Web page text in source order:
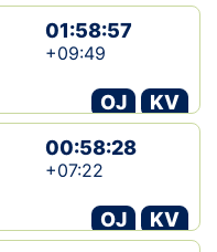
01:58:57
+09:49
OJ
KV
00:58:28
+07:22
OJ
KV